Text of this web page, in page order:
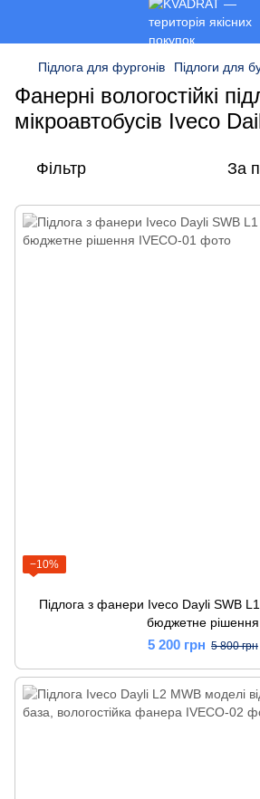
Підлога для фургонів Підлоги для
Фанерні вологостійкі
мікроавтобусів Iveco
Фільтр За
−10%
Підлога з фанери Iveco Dayli SWB L1
бюджетне рішення
5 200 грн 5 800 грн